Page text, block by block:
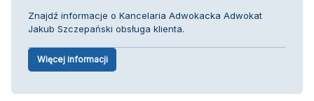
Znajdź informacje o Kancelaria Adwokacka Adwokat
Jakub Szczepański obsługa klienta.
Więcej informacji